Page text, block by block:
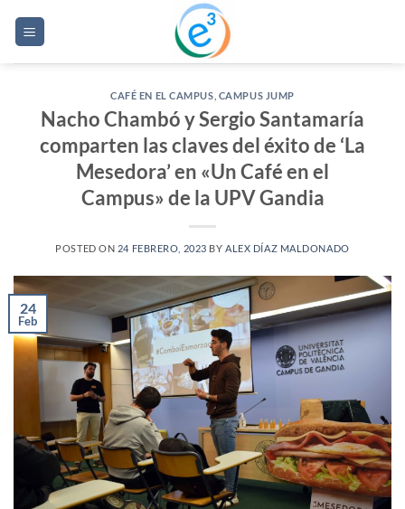
CAFÉ EN EL CAMPUS CAMPUS JUMP
Nacho Chambó y Sergio Santamaría
comparten las claves del éxito de ‘La
Mesedora’ en «Un Café en el
Campus» de la UPV Gandia
POSTED ON 24 FEBRERO, 2023 BY ALEX DÍAZ MALDONADO
24
Feb